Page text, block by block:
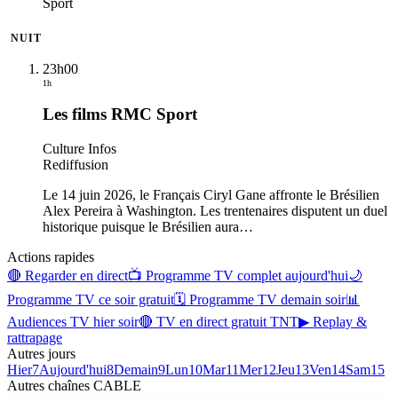
Sport
NUIT
23h00
1h
Les films RMC Sport
Culture Infos
Rediffusion
Le 14 juin 2026, le Français Ciryl Gane affronte le Brésilien
Alex Pereira à Washington. Les trentenaires disputent un duel
historique puisque le Brésilien aura…
Actions rapides
🔴 Regarder en direct📺 Programme TV complet aujourd'hui🌙
Programme TV ce soir gratuit🗓 Programme TV demain soir📊
Audiences TV hier soir🔴 TV en direct gratuit TNT▶ Replay &
rattrapage
Autres jours
Hier7Aujourd'hui8Demain9Lun10Mar11Mer12Jeu13Ven14Sam15
Autres chaînes CABLE